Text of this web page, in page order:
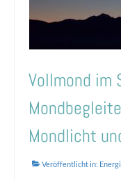
Vollmond im
Mondlicht
Veröffentlicht in: